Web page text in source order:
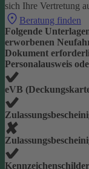
sich Ihre Vertretung
Beratung finden
Folgende
erworbenen
Dokument
Personalausweis
eVB
Kennzeichenschilder